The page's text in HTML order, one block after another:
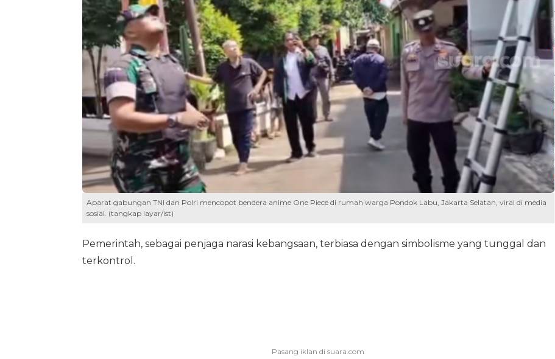
Aparat gabungan TNI dan Polri mencopot bendera anime One Piece di rumah warga Pondok Labu, Jakarta Selatan, viral di media
sosial. (tangkap layar/ist)
Pemerintah, sebagai penjaga narasi kebangsaan, terbiasa dengan simbolisme yang tunggal dan
terkontrol.